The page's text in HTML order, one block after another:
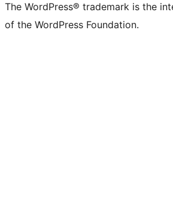
The WordPress® trademark is the
of the WordPress Foundation.